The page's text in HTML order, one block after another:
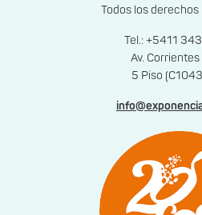
Todos los
Tel.: +5411
Av.
5 Piso